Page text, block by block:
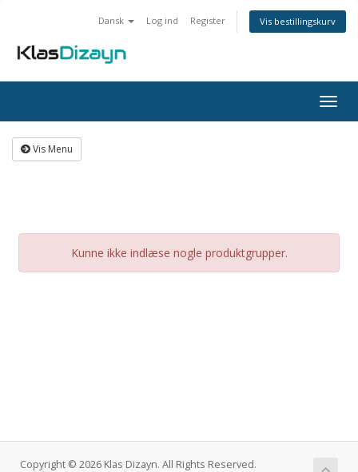
Dansk Log ind Register Vis bestillingskurv
Vis Menu
Kunne ikke indlæse nogle produktgrupper.
Copyright © 2026 Klas Dizayn. All Rights Reserved.